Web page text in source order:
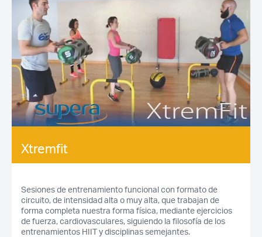
¿Ya eres socio pero no
estas registrado?
¿Olvidaste tu
Xtremfit
Sesiones de entrenamiento funcional con formato de
circuito, de intensidad alta o muy alta, que trabajan de
forma completa nuestra forma física, mediante ejercicios
de fuerza, cardiovasculares, siguiendo la filosofía de los
entrenamientos HIIT y disciplinas semejantes.